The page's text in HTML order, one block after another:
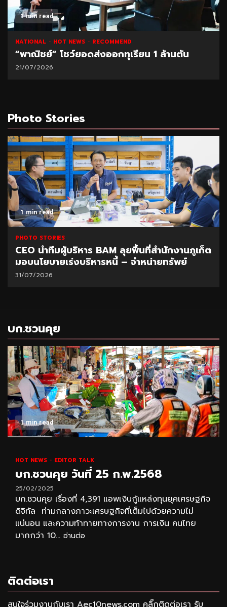
1 min read
NATIONAL HOT NEWS RECOMMEND
“พาณิชย์” โชว์ยอดส่งออกทุเรียน 1 ล้านตัน
21/07/2026
Photo Stories
1 min read
PHOTO STORIES
CEO นำทีมผู้บริหาร BAM ลุยพื้นที่สำนักงานภูเก็ต
มอบนโยบายเร่งบริหารหนี้ – จำหน่ายทรัพย์
31/07/2026
บก.ชวนคุย
1 min read
HOT NEWS EDITOR TALK
บก.ชวนคุย วันที่ 25 ก.พ.2568
25/02/2025
บก.ชวนคุย เรื่องที่ 4,391 แอพเงินกู้แหล่งทุนยุคเศรษฐกิจ
ดิจิทัล ท่ามกลางภาวะเศรษฐกิจที่เต็มไปด้วยความไม่
แน่นอน และความท้าทายทางการงาน การเงิน คนไทย
มากกว่า 10... อ่านต่อ
ติดต่อเรา
สนใจร่วมงานกับเรา Aec10news.com คลิ๊กติดต่อเรา รับ